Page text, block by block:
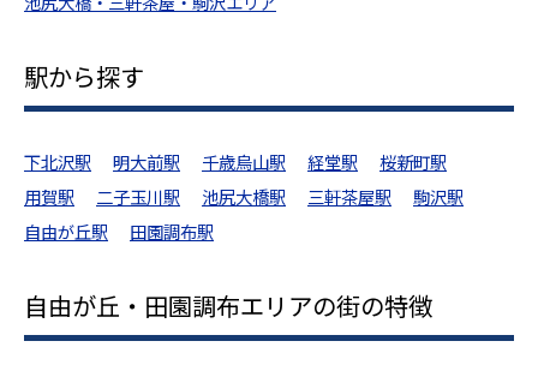
駅から探す
下北沢駅 明大前駅 千歳烏山駅 経堂駅
桜新町駅
用賀駅
二子玉川駅 池尻大橋駅 三軒茶屋駅
駒沢駅
自由が丘駅
田園調布駅
自由が丘・田園調布エリアの街の特徴